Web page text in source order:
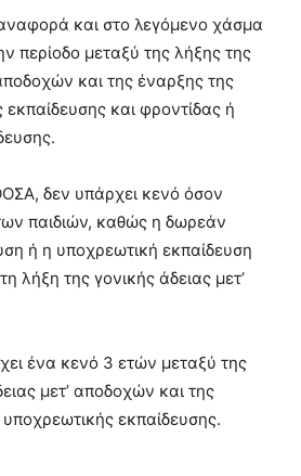
και στο λεγόμενο χάσμα
περίοδο μεταξύ της λήξης της
και της έναρξης της
και φροντίδας ή
δεν υπάρχει κενό όσον
παιδιών, καθώς η δωρεάν
ή η υποχρεωτική εκπαίδευση
λήξη της γονικής άδειας μετ’
ένα κενό 3 ετών μεταξύ της
μετ’ αποδοχών και της
εκπαίδευσης.